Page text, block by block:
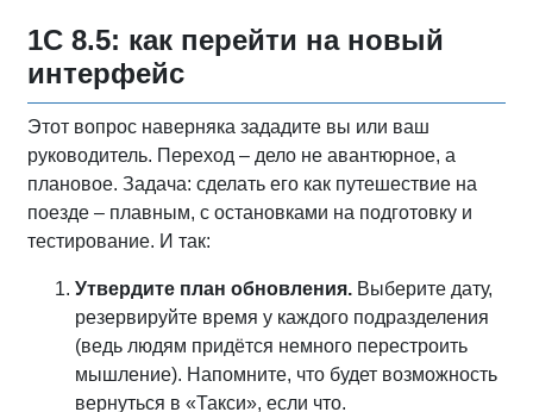
1С 8.5: как перейти на новый
интерфейс
Этот вопрос наверняка зададите вы или ваш
руководитель. Переход – дело не авантюрное, а
плановое. Задача: сделать его как путешествие на
поезде – плавным, с остановками на подготовку и
тестирование. И так:
Утвердите план обновления. Выберите дату,
резервируйте время у каждого подразделения
(ведь людям придётся немного перестроить
мышление). Напомните, что будет возможность
вернуться в «Такси», если что.